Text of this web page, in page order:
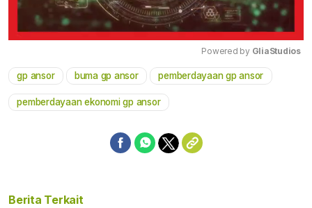
Mute
Powered by GliaStudios
gp ansor buma gp ansor pemberdayaan gp ansor
pemberdayaan ekonomi gp ansor
Berita Terkait